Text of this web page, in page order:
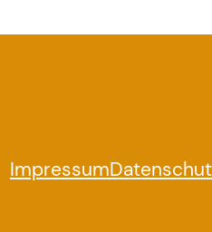
Impressum